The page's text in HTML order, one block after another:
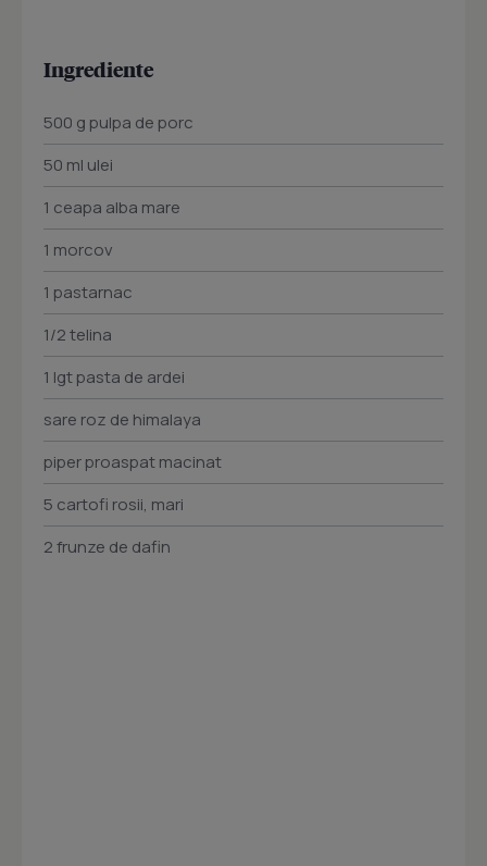
Ingrediente
500 g pulpa de porc
50 ml ulei
1 ceapa alba mare
1 morcov
1 pastarnac
1/2 telina
1 lgt pasta de ardei
sare roz de himalaya
piper proaspat macinat
5 cartofi rosii, mari
2 frunze de dafin